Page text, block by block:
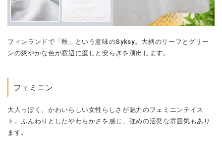
フィンランドで「秋」という意味のSyksy。大柄のリーフとグリー
ンの爽やかな色が窓辺に癒しと安らぎを演出します。
フェミニン
大人っぽく、かわいらしい女性らしさが魅力のフェミニンテイス
ト。ふんわりとしたやわらかさを感じ、強めの活発な雰囲気もあり
ます。